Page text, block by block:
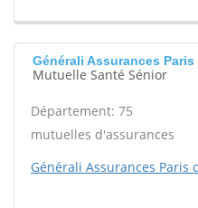
Générali Assurances
Mutuelle Santé Sénior
Département: 75
mutuelles d'assurances
Générali Assurances Paris